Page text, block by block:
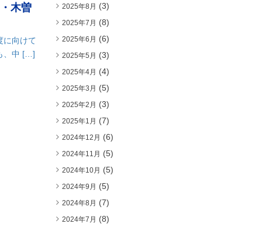
木曽
に向けて
、中 […]
2025年8月 (3)
2025年7月 (8)
2025年6月 (6)
2025年5月 (3)
2025年4月 (4)
2025年3月 (5)
2025年2月 (3)
2025年1月 (7)
2024年12月 (6)
2024年11月 (5)
2024年10月 (5)
2024年9月 (5)
2024年8月 (7)
2024年7月 (8)